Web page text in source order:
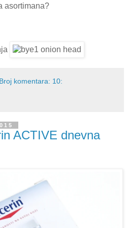
asortimana?
Broj komentara: 10:
ACTIVE dnevna